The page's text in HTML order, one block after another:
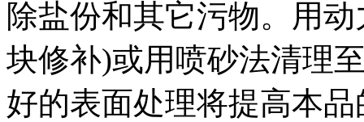
除盐份和其它污物。用
块修补)或用喷砂法清理
好的表面处理将提高本